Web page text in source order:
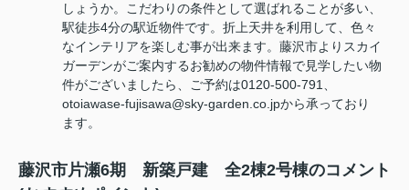
しょうか。こだわりの条件として選ばれることが多い、
駅徒歩4分の駅近物件です。折上天井を利用して、色々
なインテリアを楽しむ事が出来ます。藤沢市よりスカイ
ガーデンがご案内するお勧めの物件情報で見学したい物
件がございましたら、ご予約は0120-500-791、
otoiawase-fujisawa@sky-garden.co.jpから承っており
ます。
藤沢市片瀬6期 新築戸建 全2棟2号棟のコメント